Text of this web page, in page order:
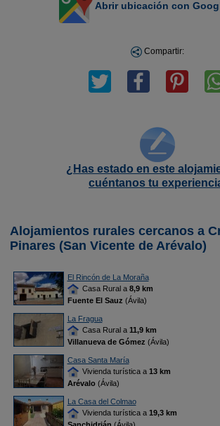
Abrir ubicación con
Compartir:
¿Has estado en este
cuéntanos tu
Alojamientos rurales cercanos a
Pinares (San Vicente de Arévalo)
El Rincón de La Moraña
Casa Rural a 8,9 km
Fuente El Sauz (Ávila)
La Fragua
Casa Rural a 11,9 km
Villanueva de Gómez (Ávila)
Casa Santa María
Vivienda turística a 13 km
Arévalo(Ávila)
La Casa del Colmao
Vivienda turística a 19,3 km